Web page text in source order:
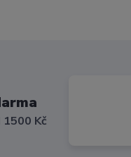
1500 Kč